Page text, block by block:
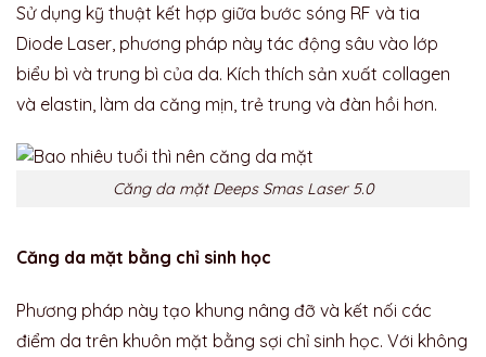
Sử dụng kỹ thuật kết hợp giữa bước sóng RF và tia
Diode Laser, phương pháp này tác động sâu vào lớp
biểu bì và trung bì của da. Kích thích sản xuất collagen
và elastin, làm da căng mịn, trẻ trung và đàn hồi hơn.
Căng da mặt Deeps Smas Laser 5.0
Căng da mặt bằng chỉ sinh học
Phương pháp này tạo khung nâng đỡ và kết nối các
điểm da trên khuôn mặt bằng sợi chỉ sinh học. Với không